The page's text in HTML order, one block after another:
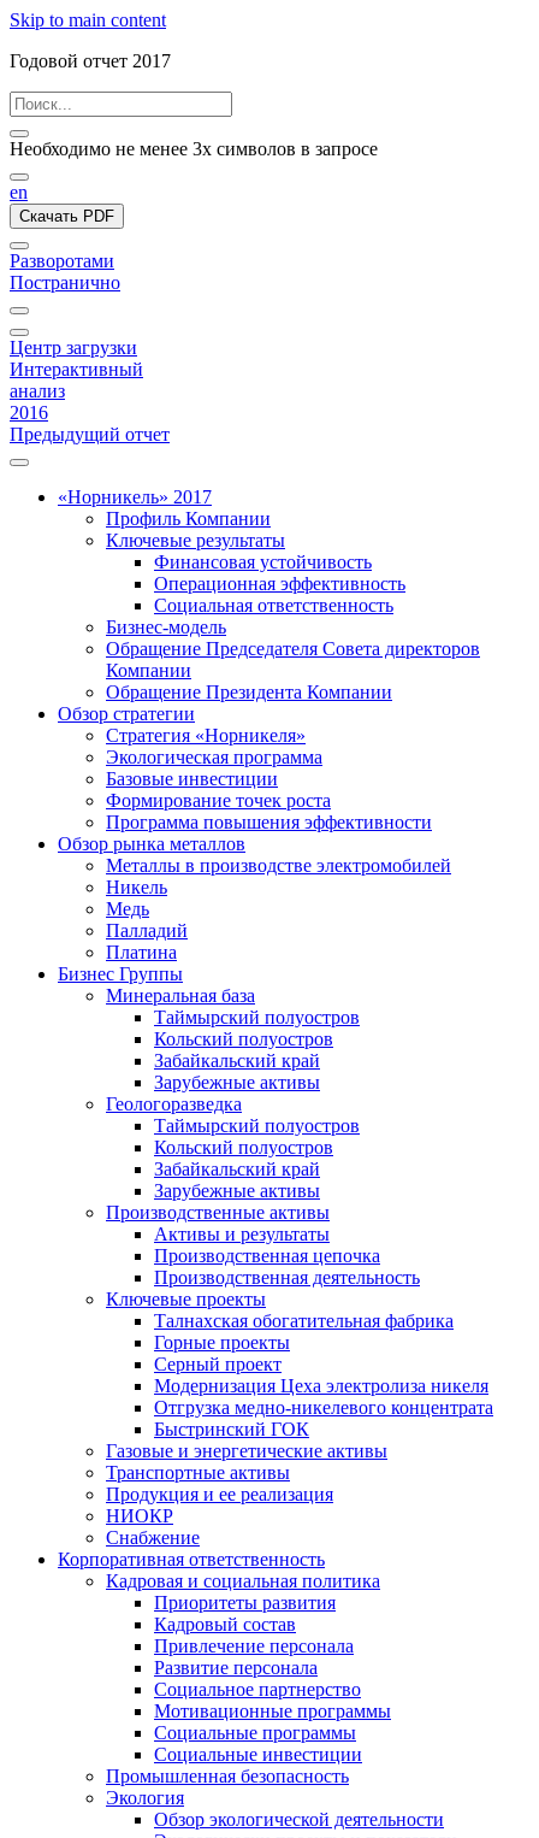
Skip to main content
Годовой отчет 2017
Необходимо не менее 3х символов в запросе
en
Скачать PDF
Разворотами
Постранично
Центр загрузки
Интерактивный
анализ
2016
Предыдущий отчет
«Норникель» 2017
Профиль Компании
Ключевые результаты
Финансовая устойчивость
Операционная эффективность
Социальная ответственность
Бизнес-модель
Обращение Председателя Совета директоров
Компании
Обращение Президента Компании
Обзор стратегии
Стратегия «Норникеля»
Экологическая программа
Базовые инвестиции
Формирование точек роста
Программа повышения эффективности
Обзор рынка металлов
Металлы в производстве электромобилей
Никель
Медь
Палладий
Платина
Бизнес Группы
Минеральная база
Таймырский полуостров
Кольский полуостров
Забайкальский край
Зарубежные активы
Геологоразведка
Таймырский полуостров
Кольский полуостров
Забайкальский край
Зарубежные активы
Производственные активы
Активы и результаты
Производственная цепочка
Производственная деятельность
Ключевые проекты
Талнахская обогатительная фабрика
Горные проекты
Серный проект
Модернизация Цеха электролиза никеля
Отгрузка медно-никелевого концентрата
Быстринский ГОК
Газовые и энергетические активы
Транспортные активы
Продукция и ее реализация
НИОКР
Снабжение
Корпоративная ответственность
Кадровая и социальная политика
Приоритеты развития
Кадровый состав
Привлечение персонала
Развитие персонала
Социальное партнерство
Мотивационные программы
Социальные программы
Социальные инвестиции
Промышленная безопасность
Экология
Обзор экологической деятельности